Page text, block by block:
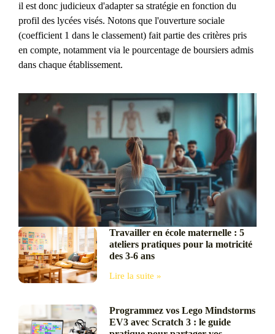
il est donc judicieux d'adapter sa stratégie en fonction du
profil des lycées visés. Notons que l'ouverture sociale
(coefficient 1 dans le classement) fait partie des critères pris
en compte, notamment via le pourcentage de boursiers admis
dans chaque établissement.
Travailler en école maternelle : 5
ateliers pratiques pour la motricité
des 3-6 ans
Lire la suite »
Programmez vos Lego Mindstorms
EV3 avec Scratch 3 : le guide